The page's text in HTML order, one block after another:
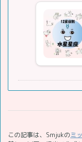
この記事は、Smjukのミ